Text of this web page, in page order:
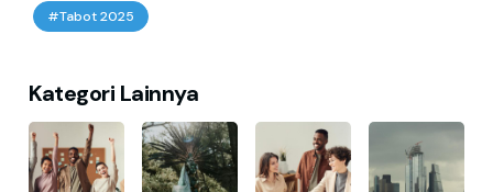
#Tabot 2025
Kategori Lainnya